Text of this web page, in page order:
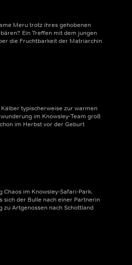
Meru trotz ihres gehobenen
Ein Treffen mit dem jungen
die Fruchtbarkeit der Matriarchin
typischerweise zur warmen
im Knowsley-Team groß
im Herbst vor der Geburt
im Knowsley-Safari-Park.
sich der Bulle nach einer Partnerin
zu Artgenossen nach Schottland